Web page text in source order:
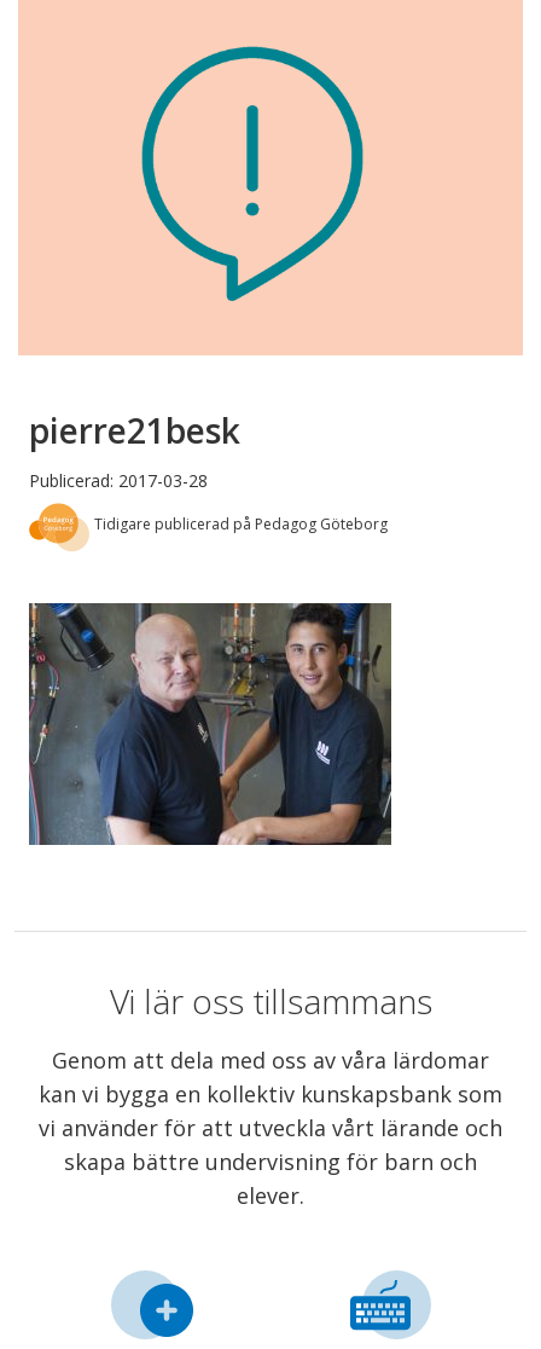
pierre21besk
Publicerad: 2017-03-28
Tidigare publicerad på Pedagog Göteborg
Vi lär oss tillsammans
Genom att dela med oss av våra lärdomar
kan vi bygga en kollektiv kunskapsbank som
vi använder för att utveckla vårt lärande och
skapa bättre undervisning för barn och
elever.